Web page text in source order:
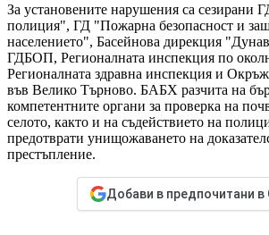
За установените нарушения са сезирани
полиция", ГД "Пожарна безопасност и
населението", Басейнова дирекция
ГДБОП, Регионалната инспекция по
Регионалната здравна инспекция и
във Велико Търново. БАБХ разчита на
компетентните органи за проверка на
селото, както и на съдействието на
предотврати унищожаването на
престъпление.
Добави в предпочитани в